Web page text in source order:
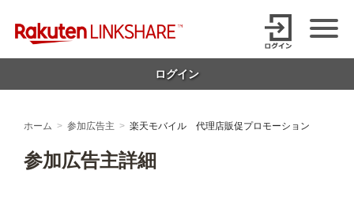
【1円からお支払い可能】アフィリエイトならリンクシェア・ジャパ
ログイン
ホーム 参加広告主 楽天モバイル 代理店販促プロモーション
参加広告主詳細